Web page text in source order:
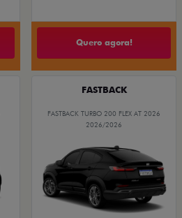
Quero agora!
FASTBACK
FASTBACK TURBO 200 FLEX AT 2026
2026/2026